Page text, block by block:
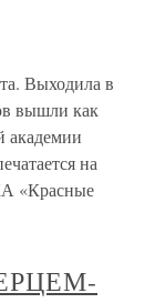
Выходила в
вышли как
академии
на
«Красные